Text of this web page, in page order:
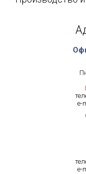
e-
e-